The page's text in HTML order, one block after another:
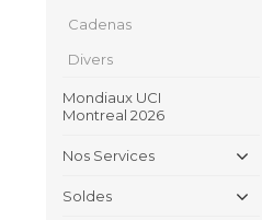
Cadenas
Divers
Mondiaux UCI
Montreal 2026
Nos Services
Soldes